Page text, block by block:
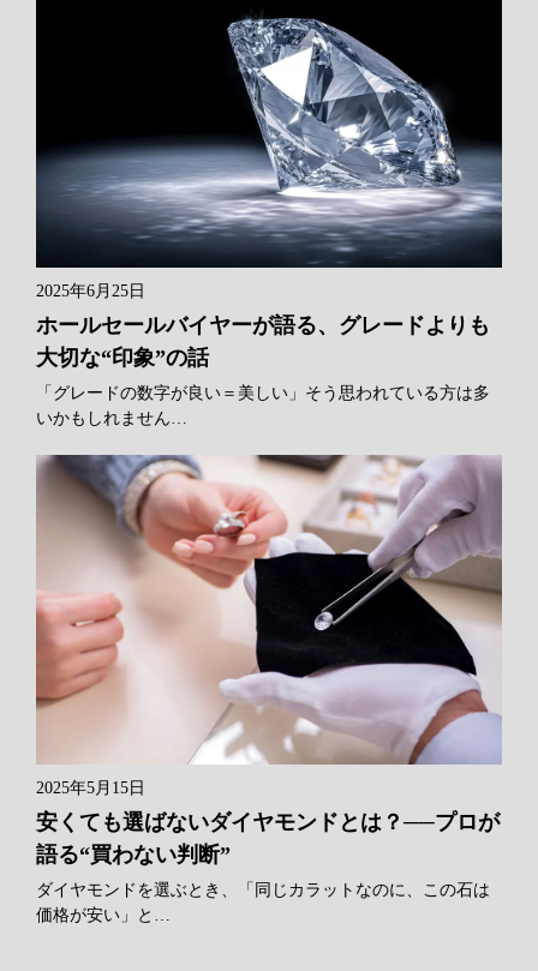
2025年6月25日
ホールセールバイヤーが語る、グレードよりも
大切な“印象”の話
「グレードの数字が良い＝美しい」そう思われている方は多
いかもしれません…
2025年5月15日
安くても選ばないダイヤモンドとは？──プロが
語る“買わない判断”
ダイヤモンドを選ぶとき、「同じカラットなのに、この石は
価格が安い」と…